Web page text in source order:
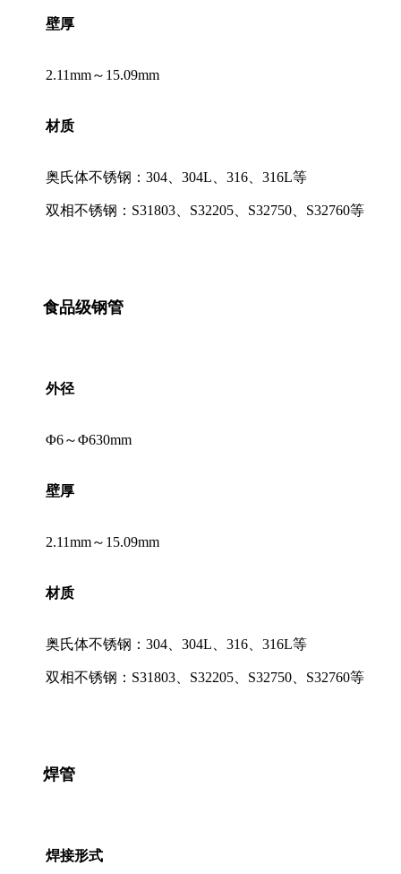
壁厚
2.11mm～15.09mm
材质
奥氏体不锈钢：304、304L、316、316L等
双相不锈钢：S31803、S32205、S32750、S32760等
食品级钢管
外径
Φ6～Φ630mm
壁厚
2.11mm～15.09mm
材质
奥氏体不锈钢：304、304L、316、316L等
双相不锈钢：S31803、S32205、S32750、S32760等
焊管
焊接形式